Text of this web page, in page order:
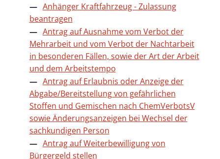
Anhänger Kraftfahrzeug - Zulassung
beantragen
Antrag auf Ausnahme vom Verbot der
Mehrarbeit und vom Verbot der Nachtarbeit
in besonderen Fällen, sowie der Art der Arbeit
und dem Arbeitstempo
Antrag auf Erlaubnis oder Anzeige der
Abgabe/Bereitstellung von gefährlichen
Stoffen und Gemischen nach ChemVerbotsV
sowie Änderungsanzeigen bei Wechsel der
sachkundigen Person
Antrag auf Weiterbewilligung von
Bürgergeld stellen